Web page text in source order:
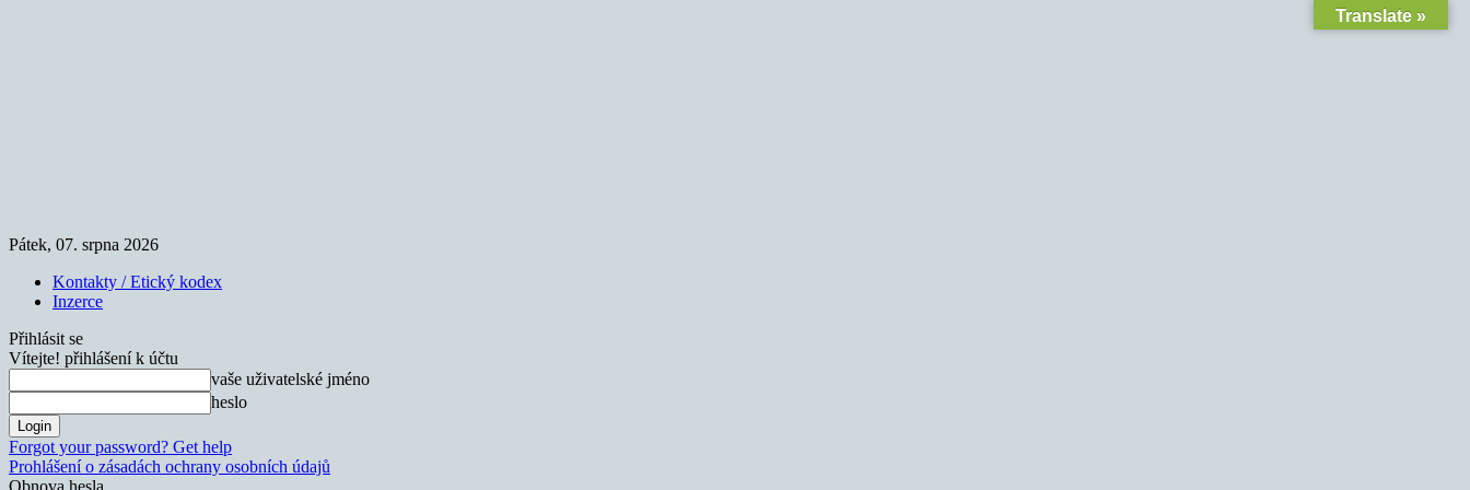
Pátek, 07. srpna 2026
Kontakty / Etický kodex
Inzerce
Přihlásit se
Vítejte! přihlášení k účtu
vaše uživatelské jméno
heslo
Forgot your password? Get help
Prohlášení o zásadách ochrany osobních údajů
Obnova hesla
Translate »